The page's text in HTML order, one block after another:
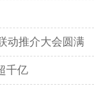
动推介大会圆满
千亿